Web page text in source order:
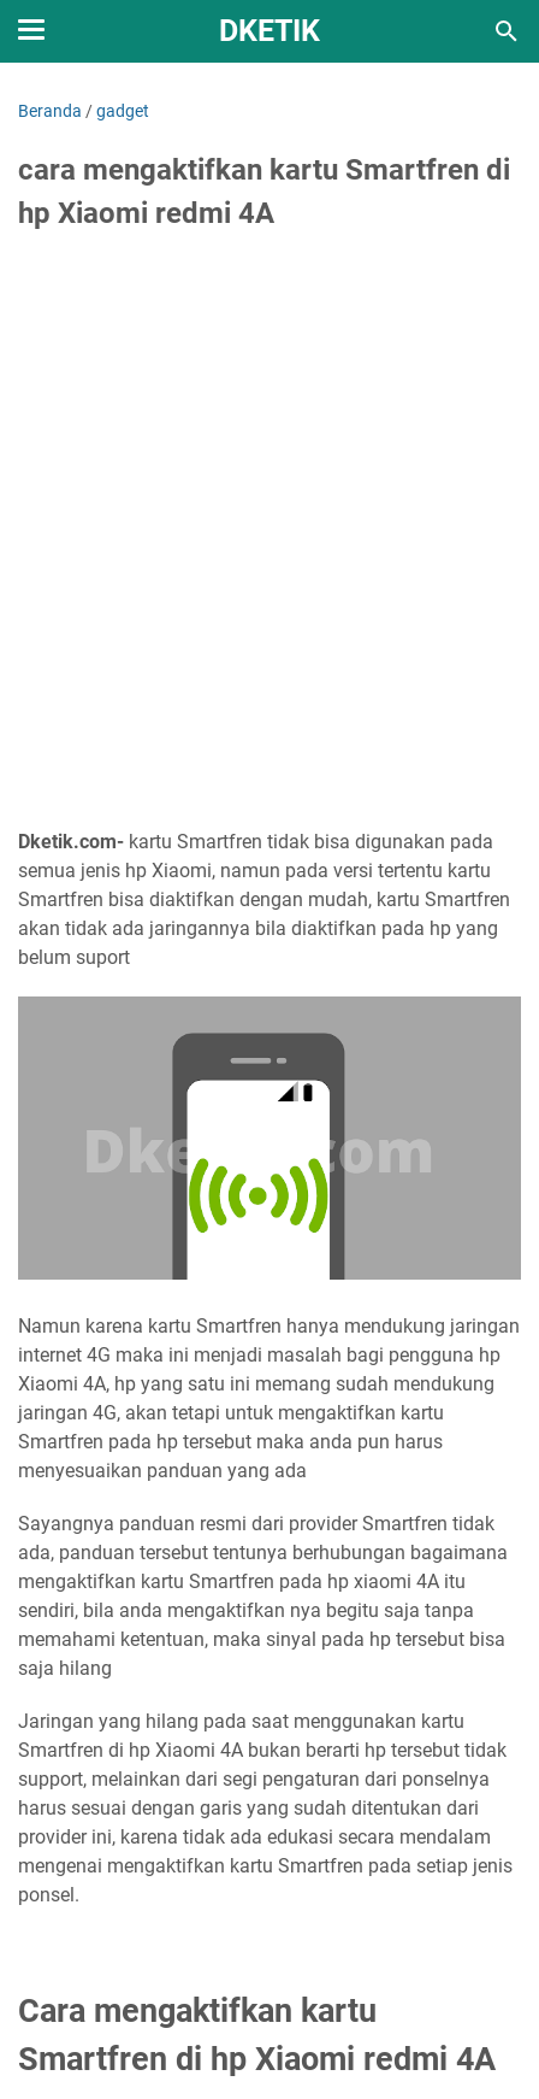
DKETIK
Beranda /gadget
cara mengaktifkan kartu Smartfren di
hp Xiaomi redmi 4A
Dketik.com- kartu Smartfren tidak bisa digunakan pada
semua jenis hp Xiaomi, namun pada versi tertentu kartu
Smartfren bisa diaktifkan dengan mudah, kartu Smartfren
akan tidak ada jaringannya bila diaktifkan pada hp yang
belum suport
Namun karena kartu Smartfren hanya mendukung jaringan
internet 4G maka ini menjadi masalah bagi pengguna hp
Xiaomi 4A, hp yang satu ini memang sudah mendukung
jaringan 4G, akan tetapi untuk mengaktifkan kartu
Smartfren pada hp tersebut maka anda pun harus
menyesuaikan panduan yang ada
Sayangnya panduan resmi dari provider Smartfren tidak
ada, panduan tersebut tentunya berhubungan bagaimana
mengaktifkan kartu Smartfren pada hp xiaomi 4A itu
sendiri, bila anda mengaktifkan nya begitu saja tanpa
memahami ketentuan, maka sinyal pada hp tersebut bisa
saja hilang
Jaringan yang hilang pada saat menggunakan kartu
Smartfren di hp Xiaomi 4A bukan berarti hp tersebut tidak
support, melainkan dari segi pengaturan dari ponselnya
harus sesuai dengan garis yang sudah ditentukan dari
provider ini, karena tidak ada edukasi secara mendalam
mengenai mengaktifkan kartu Smartfren pada setiap jenis
ponsel.
Cara mengaktifkan kartu
Smartfren di hp Xiaomi redmi 4A